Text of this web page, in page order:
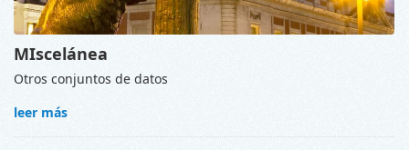
MIscelánea
Otros conjuntos de datos
leer más